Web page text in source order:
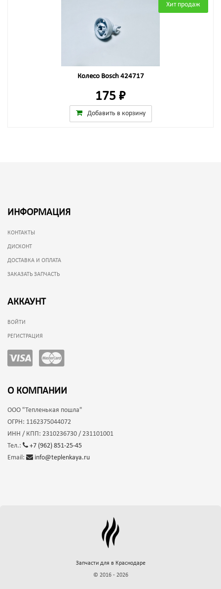
Хит продаж
Колесо Bosch 424717
175 ₽
Добавить в корзину
ИНФОРМАЦИЯ
КОНТАКТЫ
ДИСКОНТ
ДОСТАВКА И ОПЛАТА
ЗАКАЗАТЬ ЗАПЧАСТЬ
АККАУНТ
ВОЙТИ
РЕГИСТРАЦИЯ
О КОМПАНИИ
ООО "Тепленькая пошла"
ОГРН: 1162375044072
ИНН / КПП: 2310236730 / 231101001
Тел.:
+7 (962) 851-25-45
Email:
info@teplenkaya.ru
Запчасти для в Краснодаре
© 2016 - 2026